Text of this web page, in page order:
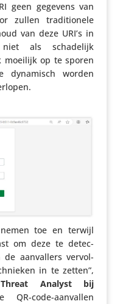
geen gegevens van
zullen tradi­ti­o­nele
van deze URI’s in
als scha­de­lijk
moeilijk op te sporen
dynamisch worden
nemen toe en terwijl
om deze te detec­
aanval­lers vervol­
in te zetten”,
Analyst bij
code-aanvallen